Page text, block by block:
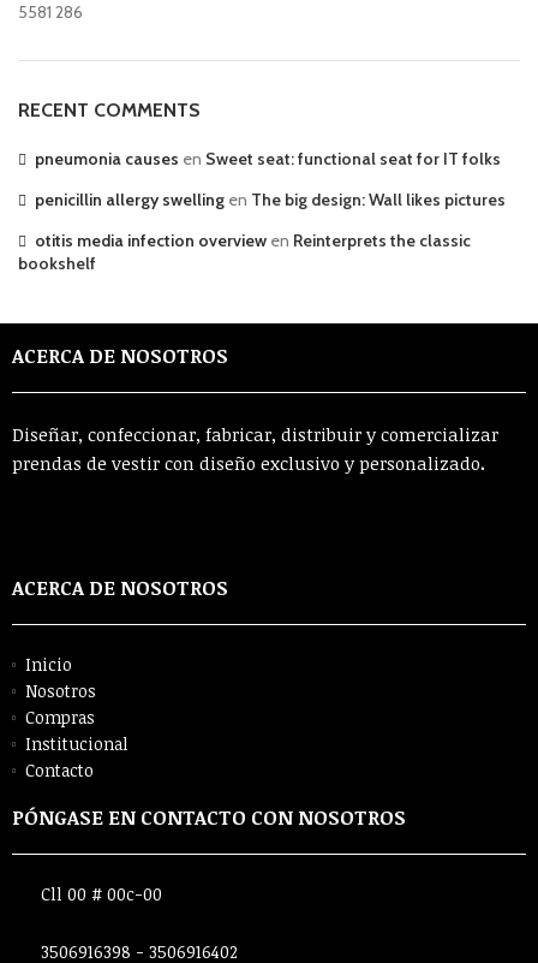
5581 286
RECENT COMMENTS
pneumonia causes en Sweet seat: functional seat for IT folks
penicillin allergy swelling en The big design: Wall likes pictures
otitis media infection overview en Reinterprets the classic
bookshelf
ACERCA DE NOSOTROS
Diseñar, confeccionar, fabricar, distribuir y comercializar
prendas de vestir con diseño exclusivo y personalizado.
ACERCA DE NOSOTROS
Inicio
Nosotros
Compras
Institucional
Contacto
PÓNGASE EN CONTACTO CON NOSOTROS
Cll 00 # 00c-00
3506916398 - 3506916402